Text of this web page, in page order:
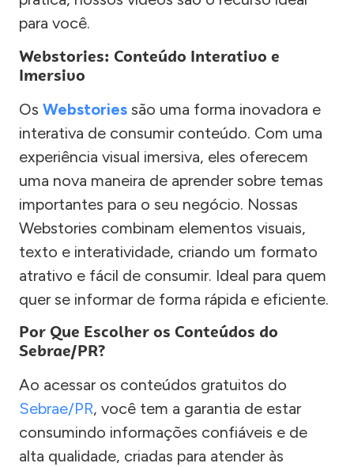
para você.
Webstories: Conteúdo Interativo e
Imersivo
Os Webstories são uma forma inovadora e
interativa de consumir conteúdo. Com uma
experiência visual imersiva, eles oferecem
uma nova maneira de aprender sobre temas
importantes para o seu negócio. Nossas
Webstories combinam elementos visuais,
texto e interatividade, criando um formato
atrativo e fácil de consumir. Ideal para quem
quer se informar de forma rápida e eficiente.
Por Que Escolher os Conteúdos do
Sebrae/PR?
Ao acessar os conteúdos gratuitos do
Sebrae/PR, você tem a garantia de estar
consumindo informações confiáveis e de
alta qualidade, criadas para atender às